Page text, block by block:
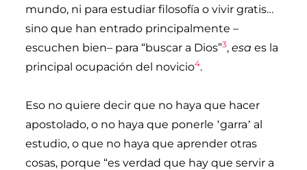
mundo, ni para estudiar filosofía o vivir gratis…
sino que han entrado principalmente –
escuchen bien– para “buscar a Dios”3,esa es la
principal ocupación del novicio4.
Eso no quiere decir que no haya que hacer
apostolado, o no haya que ponerle ʽgarraʼ al
estudio, o que no haya que aprender otras
cosas, porque “es verdad que hay que servir a